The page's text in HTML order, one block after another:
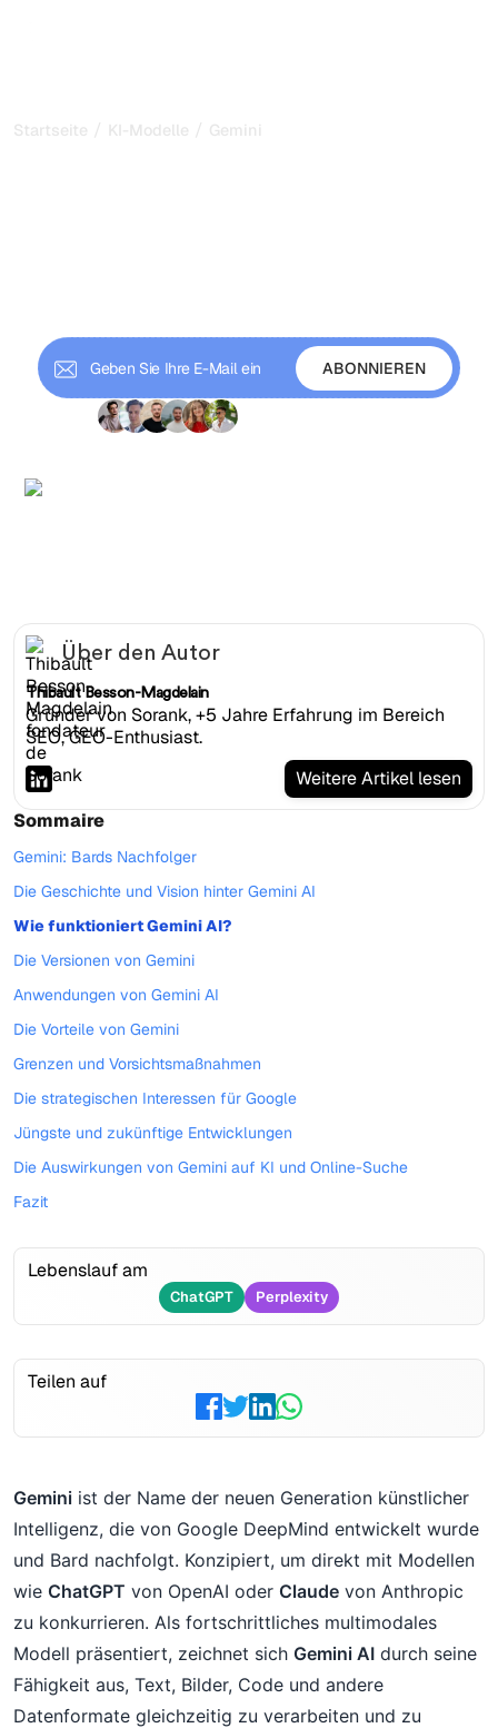
Startseite / KI-Modelle / Gemini
Über den Autor
Thibault Besson-Magdelain
Gründer von Sorank, +5 Jahre Erfahrung im Bereich
SEO, GEO-Enthusiast.
Weitere Artikel lesen
Sommaire
Gemini: Bards Nachfolger
Die Geschichte und Vision hinter Gemini AI
Wie funktioniert Gemini AI?
Die Versionen von Gemini
Anwendungen von Gemini AI
Die Vorteile von Gemini
Grenzen und Vorsichtsmaßnahmen
Die strategischen Interessen für Google
Jüngste und zukünftige Entwicklungen
Die Auswirkungen von Gemini auf KI und Online-Suche
Fazit
Lebenslauf am
ChatGPT Perplexity
Teilen auf
Gemini ist der Name der neuen Generation künstlicher
Intelligenz, die von Google DeepMind entwickelt wurde
und Bard nachfolgt. Konzipiert, um direkt mit Modellen
wie ChatGPT von OpenAI oder Claude von Anthropic
zu konkurrieren. Als fortschrittliches multimodales
Modell präsentiert, zeichnet sich Gemini AI durch seine
Fähigkeit aus, Text, Bilder, Code und andere
Datenformate gleichzeitig zu verarbeiten und zu